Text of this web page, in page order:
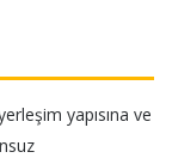
yapısına ve